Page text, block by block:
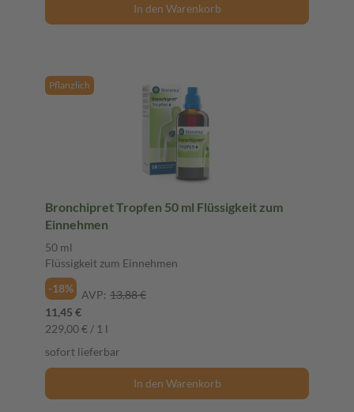
In den Warenkorb
Pflanzlich
Bronchipret Tropfen 50 ml Flüssigkeit zum
Einnehmen
50 ml
Flüssigkeit zum Einnehmen
-18%
AVP: 13,88 €
11,45 €
229,00 € / 1 l
sofort lieferbar
In den Warenkorb